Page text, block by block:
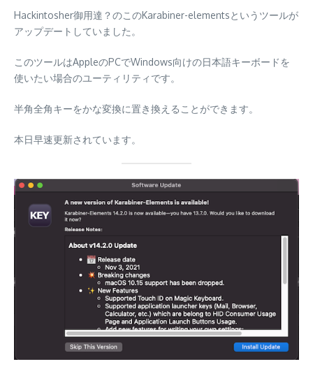
Hackintosher御用達？のこのKarabiner-elementsというツールが
アップデートしていました。
このツールはAppleのPCでWindows向けの日本語キーボードを
使いたい場合のユーティリティです。
半角全角キーをかな変換に置き換えることができます。
本日早速更新されています。